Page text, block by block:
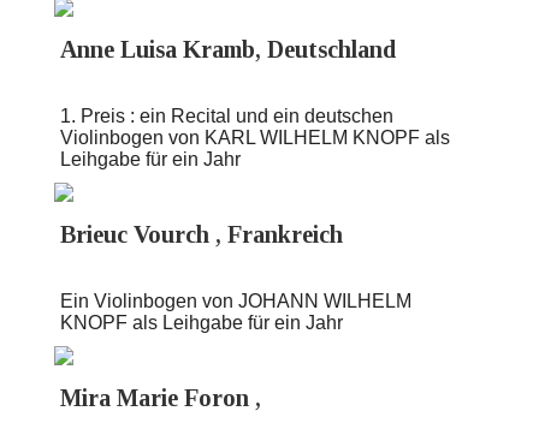
Anne Luisa Kramb, Deutschland
1. Preis : ein Recital und ein deutschen
Violinbogen von KARL WILHELM KNOPF als
Leihgabe für ein Jahr
Brieuc Vourch , Frankreich
Ein Violinbogen von JOHANN WILHELM
KNOPF als Leihgabe für ein Jahr
Mira Marie Foron ,